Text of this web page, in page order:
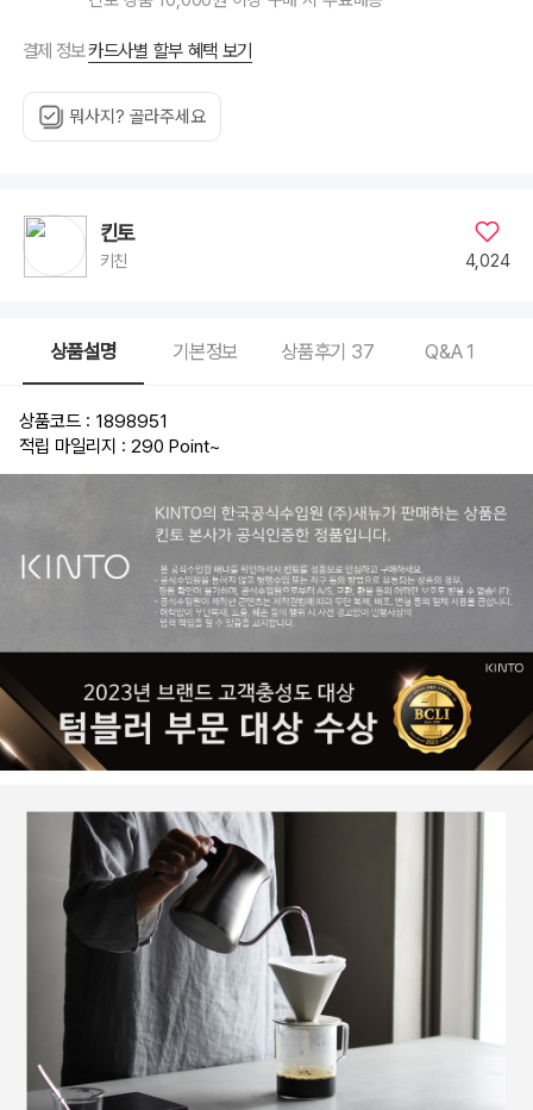
결제 정보카드사별 할부 혜택 보기
뭐사지? 골라주세요
킨토
키친 4,024
상품설명 기본정보 상품후기 37 Q&A1
상품코드 : 1898951
적립 마일리지 : 290 Point~